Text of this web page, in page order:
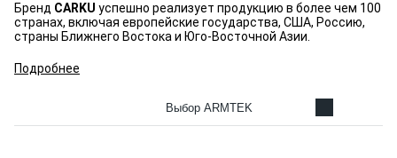
Бренд CARKU успешно реализует продукцию в более чем 100
странах, включая европейские государства, США, Россию,
страны Ближнего Востока и Юго-Восточной Азии.
Подробнее
Выбор ARMTEK